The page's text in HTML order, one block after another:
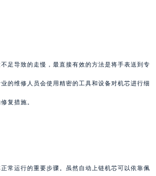
足导致的走慢，最直接有效的方法是将手表送到专
的维修人员会使用精密的工具和设备对机芯进行细
复措施。
常运行的重要步骤。虽然自动上链机芯可以依靠佩